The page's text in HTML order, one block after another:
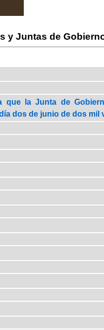
y Juntas de
que la Junta de
dos de junio de dos mil